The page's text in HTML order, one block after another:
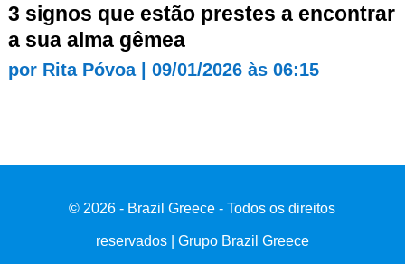
3 signos que estão prestes a encontrar
a sua alma gêmea
por Rita Póvoa| 09/01/2026 às 06:15
© 2026 - Brazil Greece - Todos os direitos
reservados | Grupo Brazil Greece